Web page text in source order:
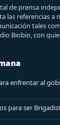
de prensa
las referencias a
tales
Biobio, con
enfrentar al
para ser